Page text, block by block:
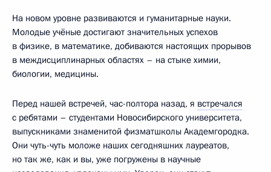
На новом уровне развиваются и гуманитарные науки.
Молодые учёные достигают значительных успехов
в физике, в математике, добиваются настоящих прорывов
в междисциплинарных областях – на стыке химии,
биологии, медицины.
Перед нашей встречей, час-полтора назад, я встречался
с ребятами – студентами Новосибирского университета,
выпускниками знаменитой физматшколы Академгородка.
Они чуть-чуть моложе наших сегодняшних лауреатов,
но так же, как и вы, уже погружены в научные